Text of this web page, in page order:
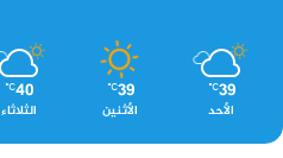
39
℃
الأحد
39
℃
الأثنين
40
℃
الثلاثاء